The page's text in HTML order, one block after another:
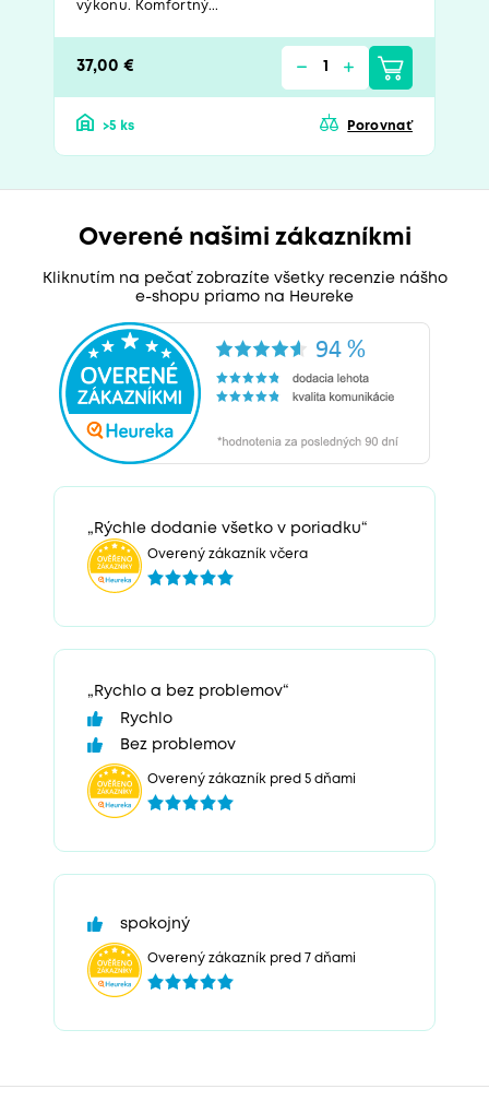
výkonu. Komfortný...
37,00 €
>5 ks Porovnať
Overené našimi zákazníkmi
Kliknutím na pečať zobrazíte všetky recenzie nášho
e-shopu priamo na Heureke
„Rýchle dodanie všetko v poriadku“
Overený zákazník včera
„Rychlo a bez problemov“
Rychlo
Bez problemov
Overený zákazník pred 5 dňami
spokojný
Overený zákazník pred 7 dňami